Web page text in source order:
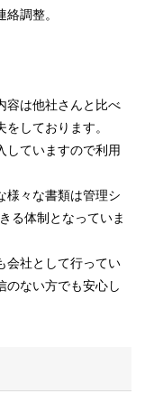
調整。
容は他社さんと比べ
しております。
していますので利用
様々な書類は管理シ
る体制となっていま
会社として行ってい
のない方でも安心し